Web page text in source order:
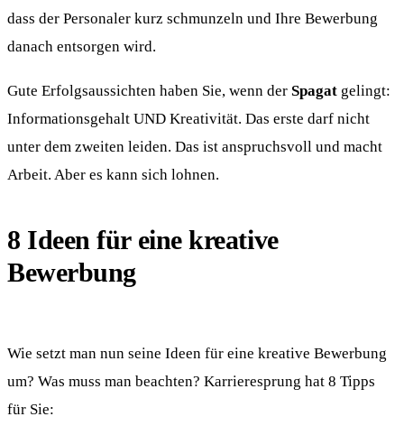
dass der Personaler kurz schmunzeln und Ihre Bewerbung
danach entsorgen wird.
Gute Erfolgsaussichten haben Sie, wenn der Spagat gelingt:
Informationsgehalt UND Kreativität. Das erste darf nicht
unter dem zweiten leiden. Das ist anspruchsvoll und macht
Arbeit. Aber es kann sich lohnen.
8 Ideen für eine kreative
Bewerbung
Wie setzt man nun seine Ideen für eine kreative Bewerbung
um? Was muss man beachten? Karrieresprung hat 8 Tipps
für Sie: